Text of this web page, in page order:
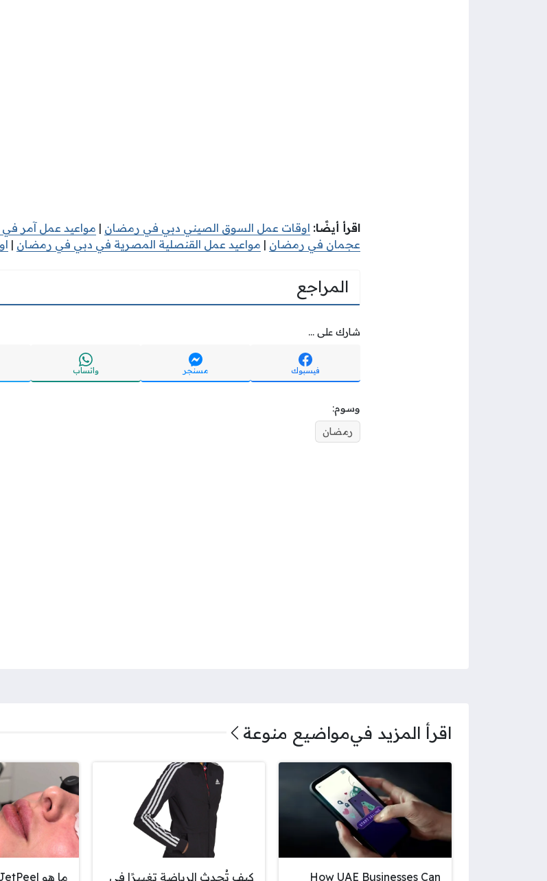
اقرأ أيضًا: اوقات عمل السوق الصيني دبي في رمضان | مواعيد عمل آمر
عجمان في رمضان | مواعيد عمل القنصلية المصرية في دبي في رمضان |
المراجع
شارك على ...
فيسبوك مسنجر واتساب
وسوم:
رمضان
اقرأ المزيد فيمواضيع منوعة
How UAE Businesses Can كيف تُحدث الرياضة تغييرًا في